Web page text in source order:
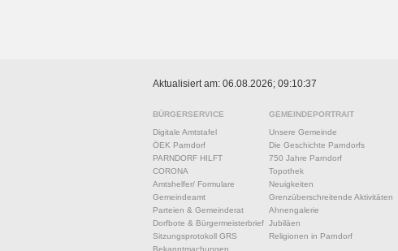
Aktualisiert am: 06.08.2026; 09:10:37
BÜRGERSERVICE
Digitale Amtstafel
ÖEK Parndorf
PARNDORF HILFT
CORONA
Amtshelfer/ Formulare
Gemeindeamt
Parteien & Gemeinderat
Dorfbote & Bürgermeisterbrief
Sitzungsprotokoll GRS
Bekanntmachungen
GEMEINDEPORTRAIT
Unsere Gemeinde
Die Geschichte Parndorfs
750 Jahre Parndorf
Topothek
Neuigkeiten
Grenzüberschreitende Aktivitäten
Ahnengalerie
Jubiläen
Religionen in Parndorf